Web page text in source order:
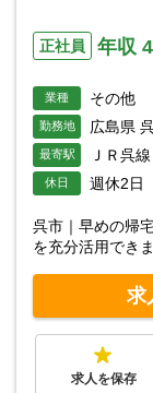
正社員 年収
業種 その他
勤務地 広島県
最寄駅 ＪＲ呉
休日 週休2日
呉市｜早めの帰
を充分活用でき
求
求人を保存